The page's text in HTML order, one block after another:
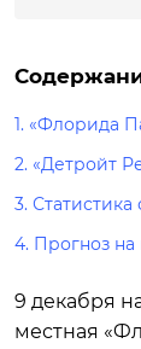
1. «Флорида
2. «Детройт
3. Статистика
4. Прогноз на
9 декабря
местная